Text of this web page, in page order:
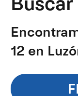
12 en